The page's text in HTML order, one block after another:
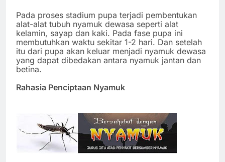
Pada proses stadium pupa terjadi pembentukan
alat-alat tubuh nyamuk dewasa seperti alat
kelamin, sayap dan kaki. Pada fase pupa ini
membutuhkan waktu sekitar 1-2 hari. Dan setelah
itu dari pupa akan keluar menjadi nyamuk dewasa
yang dapat dibedakan antara nyamuk jantan dan
betina.
Rahasia Penciptaan Nyamuk